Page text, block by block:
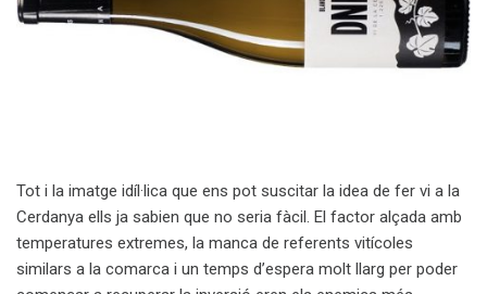
Tot i la imatge idíl·lica que ens pot suscitar la idea de fer vi a la
Cerdanya ells ja sabien que no seria fàcil. El factor alçada amb
temperatures extremes, la manca de referents vitícoles
similars a la comarca i un temps d’espera molt llarg per poder